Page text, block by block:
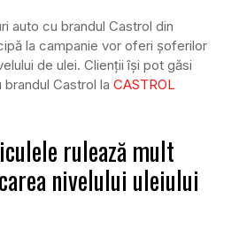
auto cu brandul Castrol din
la campanie vor oferi șoferilor
de ulei. Clienții își pot găsi
Castrol la CASTROL
rulează mult
nivelului uleiului